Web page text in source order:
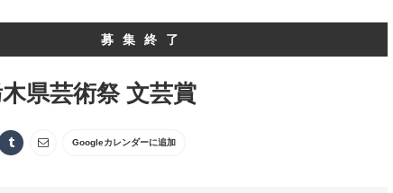
募集終了
県芸術祭 文芸賞
Googleカレンダーに追加